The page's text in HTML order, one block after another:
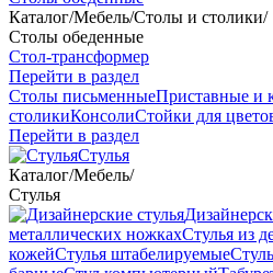
Каталог/Мебель/Столы и столики/
Столы обеденные
Стол-трансформер
Перейти в раздел
Столы письменныеПриставные и
столикиКонсолиСтойки для
Перейти в раздел
Стулья
Каталог/Мебель/
Стулья
металлических ножкахСтулья из
кожейСтулья штабелируемые